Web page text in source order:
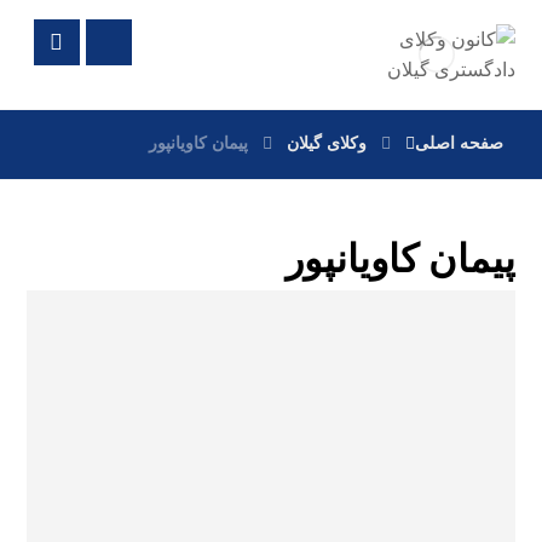
صفحه اصلی وکلای گیلان پیمان کاویانپور
پیمان کاویانپور